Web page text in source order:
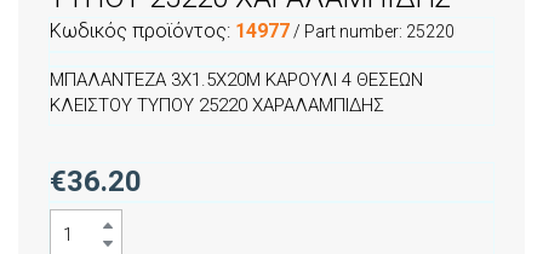
Κωδικός προϊόντος: 14977 / Part number: 25220
ΜΠΑΛΑΝΤΕΖΑ 3X1.5X20M ΚΑΡΟΥΛΙ 4 ΘΕΣΕΩΝ
ΚΛΕΙΣΤΟΥ ΤΥΠΟΥ 25220 ΧΑΡΑΛΑΜΠΙΔΗΣ
€36.20